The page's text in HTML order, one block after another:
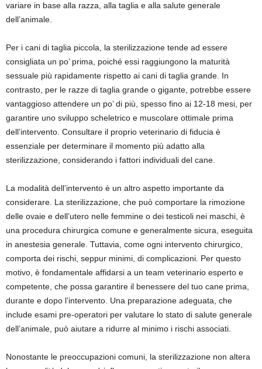
variare in base alla razza, alla taglia e alla salute generale
dell’animale.
Per i cani di taglia piccola, la sterilizzazione tende ad essere
consigliata un po’ prima, poiché essi raggiungono la maturità
sessuale più rapidamente rispetto ai cani di taglia grande. In
contrasto, per le razze di taglia grande o gigante, potrebbe essere
vantaggioso attendere un po’ di più, spesso fino ai 12-18 mesi, per
garantire uno sviluppo scheletrico e muscolare ottimale prima
dell’intervento. Consultare il proprio veterinario di fiducia è
essenziale per determinare il momento più adatto alla
sterilizzazione, considerando i fattori individuali del cane.
La modalità dell’intervento è un altro aspetto importante da
considerare. La sterilizzazione, che può comportare la rimozione
delle ovaie e dell’utero nelle femmine o dei testicoli nei maschi, è
una procedura chirurgica comune e generalmente sicura, eseguita
in anestesia generale. Tuttavia, come ogni intervento chirurgico,
comporta dei rischi, seppur minimi, di complicazioni. Per questo
motivo, è fondamentale affidarsi a un team veterinario esperto e
competente, che possa garantire il benessere del tuo cane prima,
durante e dopo l’intervento. Una preparazione adeguata, che
include esami pre-operatori per valutare lo stato di salute generale
dell’animale, può aiutare a ridurre al minimo i rischi associati.
Nonostante le preoccupazioni comuni, la sterilizzazione non altera